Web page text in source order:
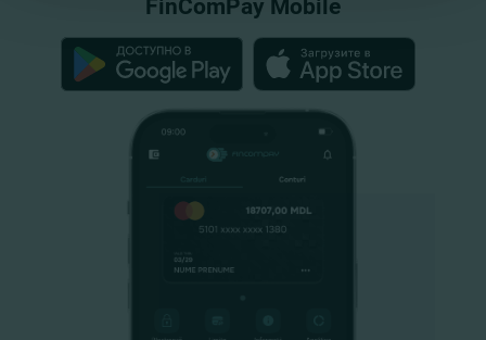
FinComPay Mobile